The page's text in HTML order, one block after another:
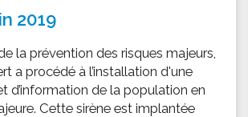
2019
la prévention des risques majeurs,
a procédé à l’installation d'une
d’information de la population en
Cette sirène est implantée